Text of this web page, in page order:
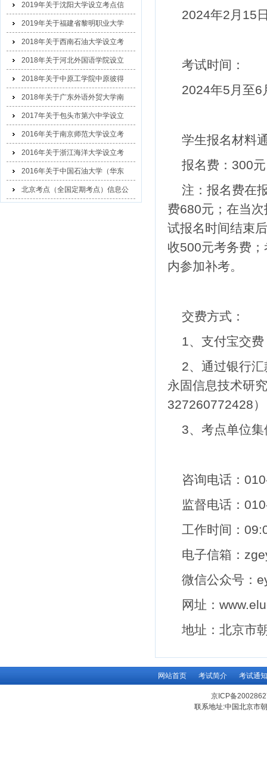
2019年关于沈阳大学设立考点信
2019年关于福建省黎明职业大学
2018年关于西南石油大学设立考
2018年关于河北外国语学院设立
2018年关于中原工学院中原彼得
2018年关于广东外语外贸大学南
2017年关于包头市第六中学设立
2016年关于南京师范大学设立考
2016年关于浙江海洋大学设立考
2016年关于中国石油大学（华东
北京考点（全国定期考点）信息公
2024年2月 15
考试时间：
2024年5月至6
学生报名材料
报名费： 300
注：报名费在
费680元；在当
试报名时间结束
收500元考务费
内参加补考。
交费方式：
1、支付宝交费
2、通过银行
永固信息技术研
327260772428）
3、考点单位
咨询电话：
监督电话：
工作时间：
电子信箱：
微信公众号：
网址 ：
地址：北京市
网站首页 考试简介 考试通知
京ICP备
联系地址:中国北京市